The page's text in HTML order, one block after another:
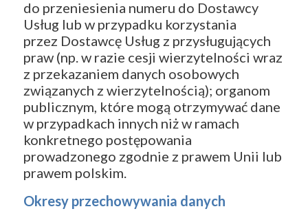
do przeniesienia numeru do Dostawcy
Usług lub w przypadku korzystania
przez Dostawcę Usług z przysługujących
praw (np. w razie cesji wierzytelności wraz
z przekazaniem danych osobowych
związanych z wierzytelnością); organom
publicznym, które mogą otrzymywać dane
w przypadkach innych niż w ramach
konkretnego postępowania
prowadzonego zgodnie z prawem Unii lub
prawem polskim.
Okresy przechowywania danych